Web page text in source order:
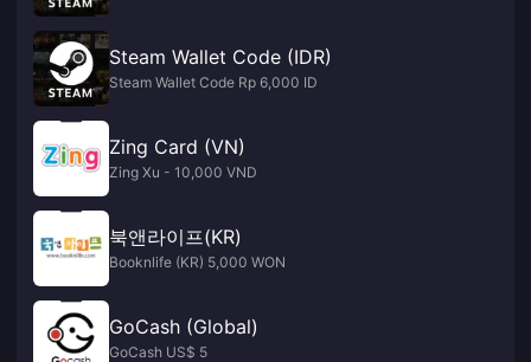
Steam Wallet Code (IDR)
Steam Wallet Code Rp 6,000 ID
Zing Card (VN)
Zing Xu - 10,000 VND
북앤라이프(KR)
Booknlife (KR) 5,000 WON
GoCash (Global)
GoCash US$ 5